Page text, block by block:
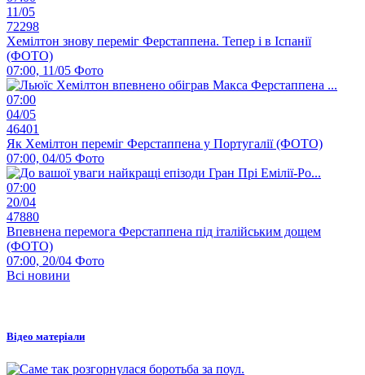
11/05
72298
Хемілтон знову переміг Ферстаппена. Тепер і в Іспанії
(ФОТО)
07:00, 11/05 Фото
07:00
04/05
46401
Як Хемілтон переміг Ферстаппена у Португалії (ФОТО)
07:00, 04/05 Фото
07:00
20/04
47880
Впевнена перемога Ферстаппена під італійським дощем
(ФОТО)
07:00, 20/04 Фото
Всі новини
Відео матеріали